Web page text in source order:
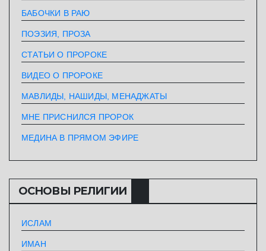
БАБОЧКИ В РАЮ
ПОЭЗИЯ, ПРОЗА
СТАТЬИ О ПРОРОКЕ
ВИДЕО О ПРОРОКЕ
МАВЛИДЫ, НАШИДЫ, МЕНАДЖАТЫ
МНЕ ПРИСНИЛСЯ ПРОРОК
МЕДИНА В ПРЯМОМ ЭФИРЕ
ОСНОВЫ РЕЛИГИИ
ИСЛАМ
ИМАН